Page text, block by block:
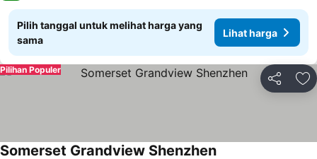
Pilih tanggal untuk melihat harga yang
sama
Lihat harga
Bagikan
Pilihan Populer
Somerset Grandview Shenzhen